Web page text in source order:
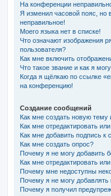
На конференции
Я изменил часовой пояс, но
неправильное!
Моего языка нет в списке!
Что означают изображения
пользователя?
Как мне включить
Что такое звание и как я
Когда я щёлкаю по ссылке
на конференцию!
Создание сообщений
Как мне создать новую
Как мне отредактировать
Как мне добавить подпись
Как мне создать опрос?
Почему я не могу добавить
Как мне отредактировать
Почему мне недоступны
Почему я не могу добавлять
Почему я получил